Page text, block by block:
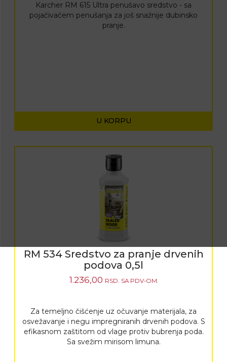
Karcher RM 615 Ultra penušavo sredstvo - sa
pojačivačem penušanja za još snažnije dubinsko
pranje.
U KORPU
RM 534 Sredstvo za pranje drvenih
podova 0,5l
1.236,00 RSD. SA PDV-OM.
Za temeljno čišćenje uz očuvanje materijala, za
osvežavanje i negu impregniranih drvenih podova. S
efikasnom zaštitom od vlage protiv bubrenja poda.
Sa svežim mirisom limuna.